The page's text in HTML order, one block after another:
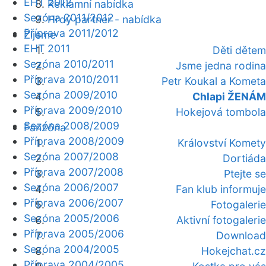
Reklamní nabídka
Hrdý partner - nabídka
Žijeme
Děti dětem
Jsme jedna rodina
Petr Koukal a Kometa
Chlapi ŽENÁM
Hokejová tombola
Fanzóna
Království Komety
Dortiáda
Ptejte se
Fan klub informuje
Fotogalerie
Aktivní fotogalerie
Download
Hokejchat.cz
Sezóna 2011/2012
Příprava 2011/2012
EHT 2011
Sezóna 2010/2011
Příprava 2010/2011
Sezóna 2009/2010
Příprava 2009/2010
Sezóna 2008/2009
Příprava 2008/2009
Sezóna 2007/2008
Příprava 2007/2008
Sezóna 2006/2007
Příprava 2006/2007
Sezóna 2005/2006
Příprava 2005/2006
Sezóna 2004/2005